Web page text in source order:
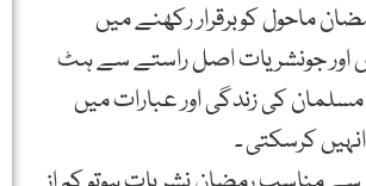
ماحول کوبرقرار رکھنے میں
اور جونشریات اصل راستے سے ہٹ
مسلمان کی زندگی اور عبارات میں
کرسکتی ۔